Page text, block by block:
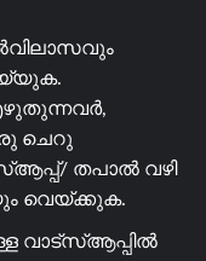
ചെറു
തപാൽ വഴി
വെയ്ക്കുക.
വാട്സ്ആപ്പിൽ